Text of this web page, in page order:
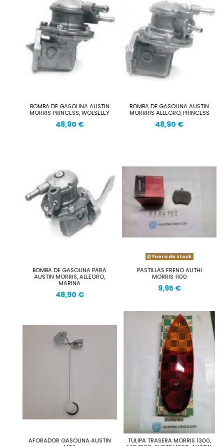
BOMBA DE GASOLINA AUSTIN
MORRIS PRINCESS, WOLSELEY
48,90 €
BOMBA DE GASOLINA AUSTIN
MORRRIS ALLEGRO, PRINCESS
48,90 €
BOMBA DE GASOLINA PARA
AUSTIN MORRIS, ALLEGRO,
MARINA
48,90 €
Fuera de stock
PASTILLAS FRENO AUTHI
MORRIS 1100
9,95 €
AFORADOR GASOLINA AUSTIN
TULIPA TRASERA MORRIS 1300,